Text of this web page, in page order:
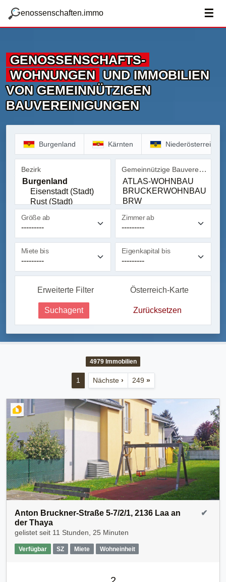
g
enossenschaften.immo ☰
GENOSSENSCHAFTS­
WOHNUNGEN UND IMMOBILIEN
VON GEMEINNÜTZIGEN
BAUVEREINIGUNGEN
Burgenland Kärnten Niederösterreich
Bezirk
Bezirk
Gemeinnützige Bauvereinigung
Gemeinnützige
Größe ab Zimmer ab
Miete bis Eigenkapital bis
Erweiterte Filter Österreich-Karte
Suchagent Zurücksetzen
4979Immobilien
1 Nächste › 249 »
Anton Bruckner-Straße 5-7/2/1, 2136 Laa an
der Thaya
gelistet seit 11 Stunden, 25 Minuten
Verfügbar SZ Miete Wohneinheit
✔